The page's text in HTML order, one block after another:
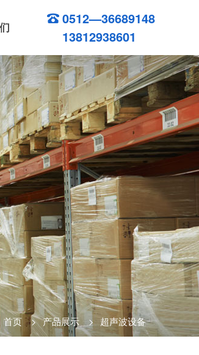
0512—36689148
13812938601
首页 > 产品展示 > 超声波设备